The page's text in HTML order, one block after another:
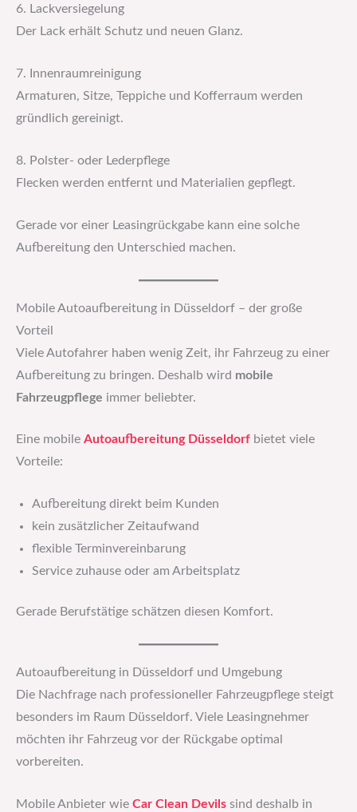
6. Lackversiegelung
Der Lack erhält Schutz und neuen Glanz.
7. Innenraumreinigung
Armaturen, Sitze, Teppiche und Kofferraum werden
gründlich gereinigt.
8. Polster- oder Lederpflege
Flecken werden entfernt und Materialien gepflegt.
Gerade vor einer Leasingrückgabe kann eine solche
Aufbereitung den Unterschied machen.
Mobile Autoaufbereitung in Düsseldorf – der große
Vorteil
Viele Autofahrer haben wenig Zeit, ihr Fahrzeug zu einer
Aufbereitung zu bringen. Deshalb wird mobile
Fahrzeugpflege immer beliebter.
Eine mobile Autoaufbereitung Düsseldorf bietet viele
Vorteile:
Aufbereitung direkt beim Kunden
kein zusätzlicher Zeitaufwand
flexible Terminvereinbarung
Service zuhause oder am Arbeitsplatz
Gerade Berufstätige schätzen diesen Komfort.
Autoaufbereitung in Düsseldorf und Umgebung
Die Nachfrage nach professioneller Fahrzeugpflege steigt
besonders im Raum Düsseldorf. Viele Leasingnehmer
möchten ihr Fahrzeug vor der Rückgabe optimal
vorbereiten.
Mobile Anbieter wie Car Clean Devils sind deshalb in